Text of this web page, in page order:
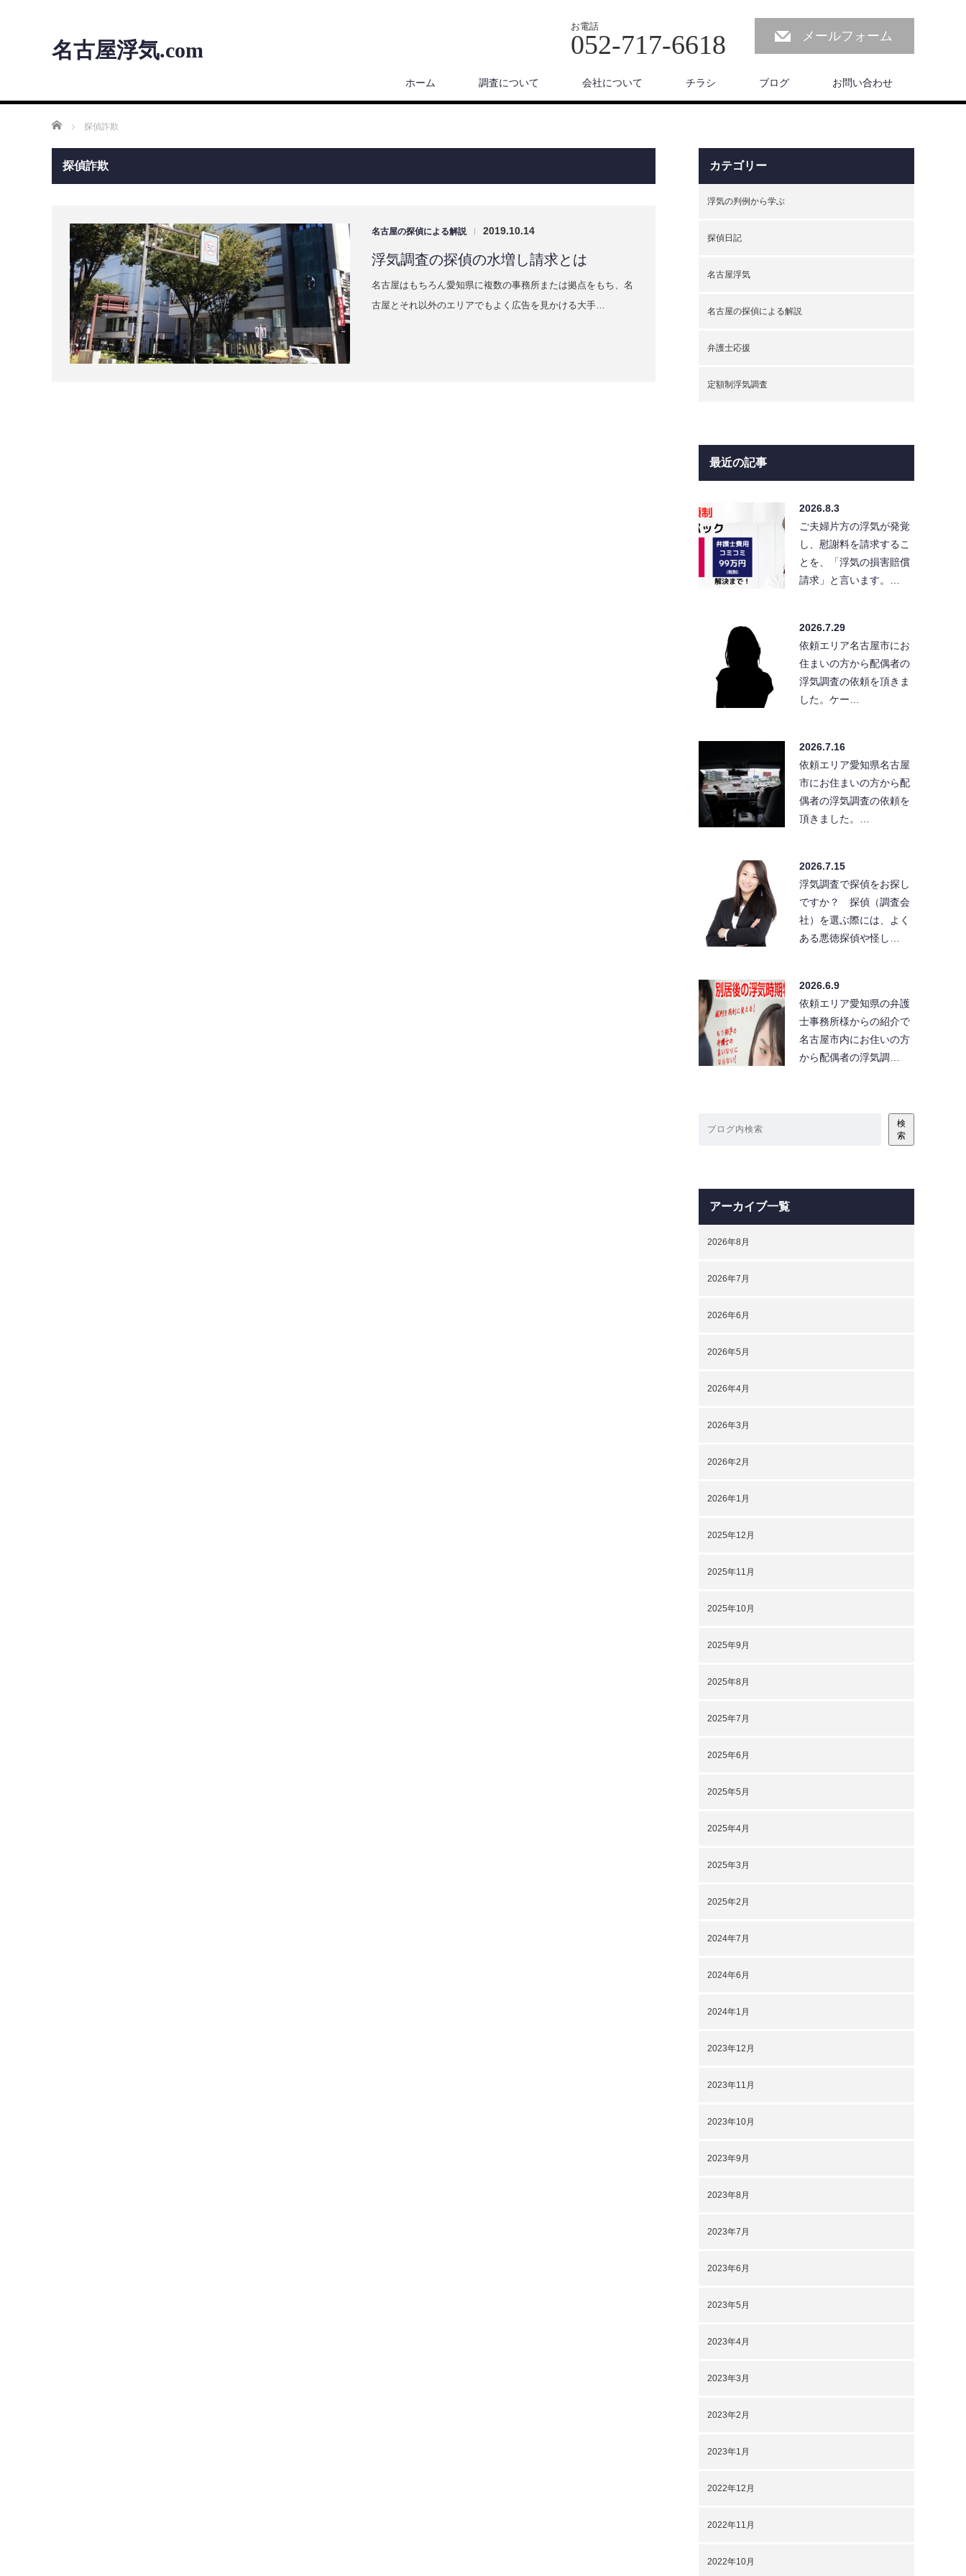
名古屋浮気.com
お電話
052-717-6618 メールフォーム
ホーム 調査について 会社について チラシ ブログ お問い合わせ
ホーム 探偵詐欺
探偵詐欺
名古屋の探偵による解説 | 2019.10.14
浮気調査の探偵の水増し請求とは
名古屋はもちろん愛知県に複数の事務所または拠点をもち、名
古屋とそれ以外のエリアでもよく広告を見かける大手…
カテゴリー
浮気の判例から学ぶ
探偵日記
名古屋浮気
名古屋の探偵による解説
弁護士応援
定額制浮気調査
最近の記事
2026.8.3
ご夫婦片方の浮気が発覚
し、慰謝料を請求するこ
とを、「浮気の損害賠償
請求」と言います。…
2026.7.29
依頼エリア名古屋市にお
住まいの方から配偶者の
浮気調査の依頼を頂きま
した。ケー…
2026.7.16
依頼エリア愛知県名古屋
市にお住まいの方から配
偶者の浮気調査の依頼を
頂きました。…
2026.7.15
浮気調査で探偵をお探し
ですか？ 探偵（調査会
社）を選ぶ際には、よく
ある悪徳探偵や怪し…
2026.6.9
依頼エリア愛知県の弁護
士事務所様からの紹介で
名古屋市内にお住いの方
から配偶者の浮気調…
検
索
アーカイブ一覧
2026年8月
2026年7月
2026年6月
2026年5月
2026年4月
2026年3月
2026年2月
2026年1月
2025年12月
2025年11月
2025年10月
2025年9月
2025年8月
2025年7月
2025年6月
2025年5月
2025年4月
2025年3月
2025年2月
2024年7月
2024年6月
2024年1月
2023年12月
2023年11月
2023年10月
2023年9月
2023年8月
2023年7月
2023年6月
2023年5月
2023年4月
2023年3月
2023年2月
2023年1月
2022年12月
2022年11月
2022年10月